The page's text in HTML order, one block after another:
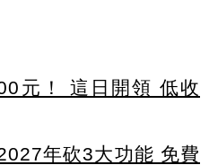
元！ 這日開領 低收
年砍3大功能 免費